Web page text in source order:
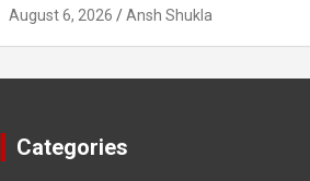
August 6, 2026 Ansh Shukla
Categories